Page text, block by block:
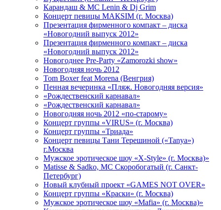
Карандаш & МС Lenin & Dj Grim
Концерт певицы МАКSIМ (г. Москва)
Презентация фирменного компакт – диска
«Новогодний выпуск 2012»
Презентация фирменного компакт – диска
«Новогодний выпуск 2012»
Новогоднее Pre-Party «Zamorozki show»
Новогодняя ночь 2012
Tom Boxer feat Morena (Венгрия)
Пенная вечеринка «Пляж. Новогодняя версия»
«Рождественский карнавал»
«Рождественский карнавал»
Новогодняя ночь 2012 «по-старому»
Концерт группы «VIRUS» (г. Москва)
Концерт группы «Триада»
Концерт певицы Тани Терешиной («Tanya»)
г.Москва
Мужское эротическое шоу «X-Style» (г. Москва)»
Matissе & Sadko, MC Скоробогатый (г. Санкт-
Петербург)
Новый клубный проект «GAMES NOT OVER»
Концерт группы «Краски» (г. Москва)
Мужское эротическое шоу «Mafia» (г. Москва)»